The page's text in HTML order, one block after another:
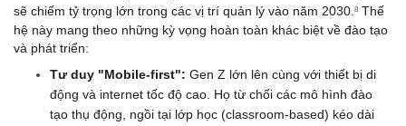
sẽ chiếm tỷ trọng lớn trong các vị trí quản lý vào năm 2030. 8 Thế
hệ này mang theo những kỳ vọng hoàn toàn khác biệt về đào tạo
và phát triển:
Tư duy "Mobile-first": Gen Z lớn lên cùng với thiết bị di
động và internet tốc độ cao. Họ từ chối các mô hình đào
tạo thụ động, ngồi tại lớp học (classroom-based) kéo dài